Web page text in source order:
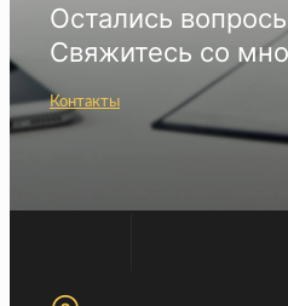
Остались
Свяжитесь со
Контакты